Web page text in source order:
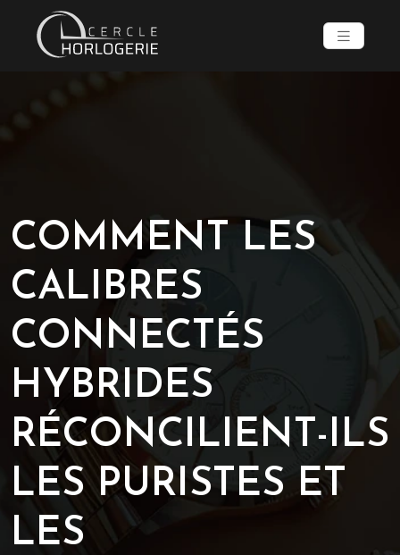
COMMENT LES
CALIBRES
CONNECTÉS
HYBRIDES
RÉCONCILIENT-ILS
LES PURISTES ET
LES